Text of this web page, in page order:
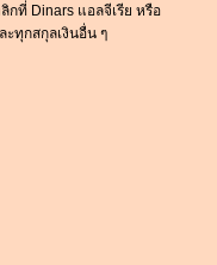
กที่ Dinars แอลจีเรีย หรือ
ทุกสกุลเงินอื่น ๆ